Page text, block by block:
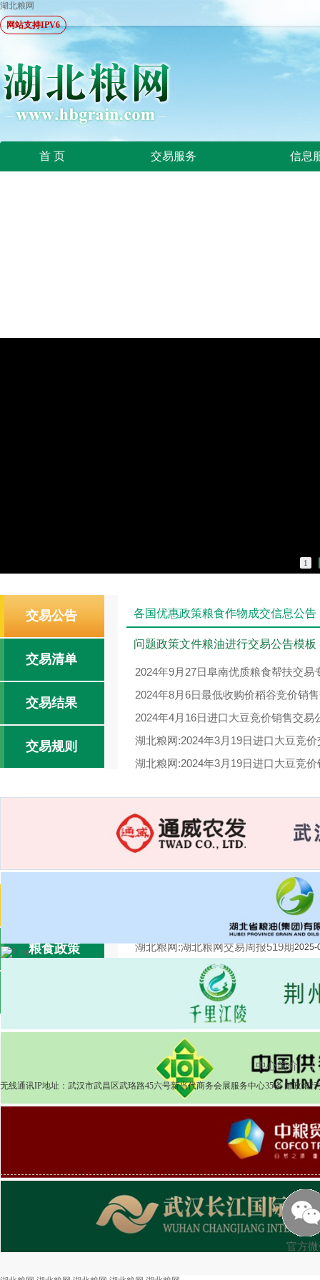
湖北粮网
网站支持IPV6
首 页 交易服务 信息
1
交易公告
交易清单
交易结果
交易规则
各国优惠政策粮食作物成交信息公告
问题政策文件粮油进行交易公告模板
2024年9月27日阜南优质粮食帮扶交易
2024年8月6日最低收购价稻谷竞价销
2024年4月16日进口大豆竞价销售交易
湖北粮网:2024年3月19日进口大豆竞
湖北粮网:2024年3月19日进口大豆竞
粮食政策
湖北粮网:湖北粮网交易周报520期2025-
湖北粮网:湖北粮网交易周报519期2025-
湖北粮网:湖北粮网交易周报518期2025-
中心简介
|
无线通讯IP地址：武汉市武昌区武珞路45六号新当代商务会展服务中心35楼 邮政银
官方